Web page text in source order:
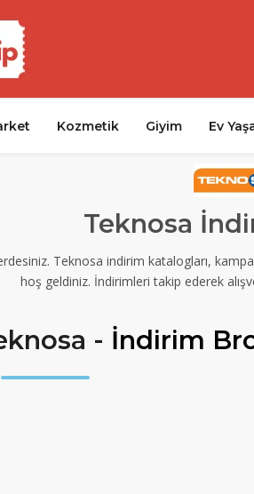
Kozmetik Giyim Ev
Teknosa
Teknosa indirim katalogları,
hoş geldiniz. İndirimleri takip ederek
- İndirim